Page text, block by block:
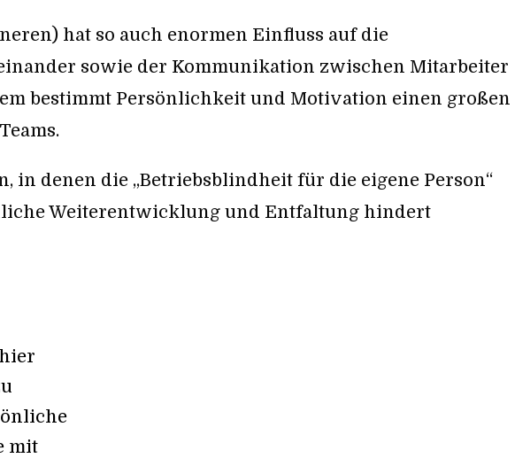
hat so auch enormen Einfluss auf die
sowie der Kommunikation zwischen Mitarbeiter
bestimmt Persönlichkeit und Motivation einen großen
in denen die „Betriebsblindheit für die eigene Person“
Weiterentwicklung und Entfaltung hindert
mit